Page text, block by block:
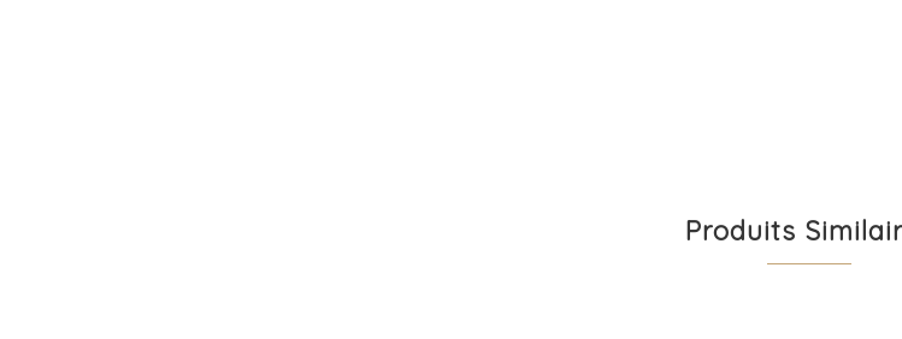
Produits